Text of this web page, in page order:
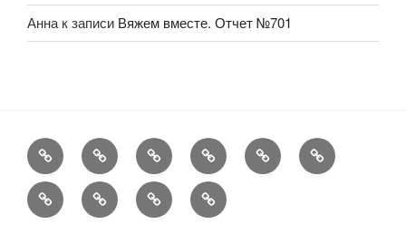
Аннак записи Вяжем вместе. Отчет №701
FAQ Рукоделие
А
еще
Мы КонкурсыОбменник
ХвастаемсяСтатьи Aukara
Shop
User
Profile